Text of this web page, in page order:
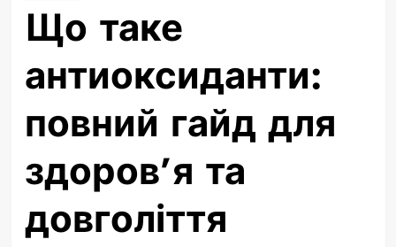
Що таке
антиоксиданти:
повний гайд для
здоров’я та
довголіття